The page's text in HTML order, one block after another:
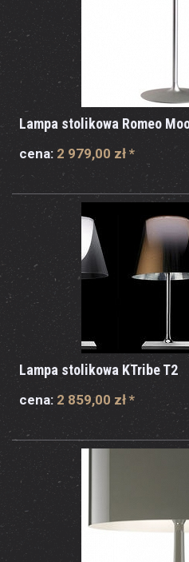
Lampa stolikowa Romeo
cena: 2 979,00 zł *
Lampa stolikowa KTribe T2
cena: 2 859,00 zł *